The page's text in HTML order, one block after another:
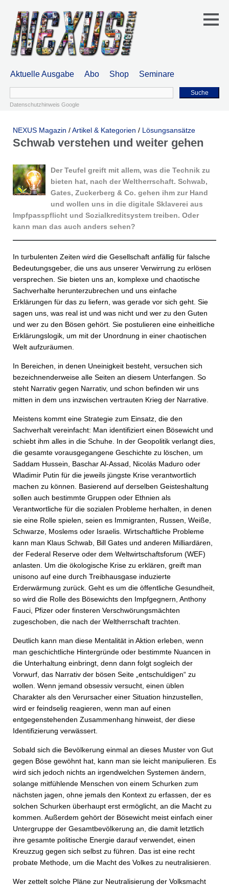
Aktuelle Ausgabe Abo Shop Seminare
Suche
Datenschutzhinweis Google
NEXUS Magazin /Artikel & Kategorien / Lösungsansätze
Schwab verstehen und weiter gehen
Der Teufel greift mit allem, was die Technik zu
bieten hat, nach der Weltherrschaft. Schwab,
Gates, Zuckerberg & Co. gehen ihm zur Hand
und wollen uns in die digitale Sklaverei aus
Impfpasspflicht und Sozialkreditsystem treiben. Oder
kann man das auch anders sehen?
In turbulenten Zeiten wird die Gesellschaft anfällig für falsche
Bedeutungsgeber, die uns aus unserer Verwirrung zu erlösen
versprechen. Sie bieten uns an, komplexe und chaotische
Sachverhalte herunterzubrechen und uns einfache
Erklärungen für das zu liefern, was gerade vor sich geht. Sie
sagen uns, was real ist und was nicht und wer zu den Guten
und wer zu den Bösen gehört. Sie postulieren eine einheitliche
Erklärungslogik, um mit der Unordnung in einer chaotischen
Welt aufzuräumen.
In Bereichen, in denen Uneinigkeit besteht, versuchen sich
bezeichnenderweise alle Seiten an diesem Unterfangen. So
steht Narrativ gegen Narrativ, und schon befinden wir uns
mitten in dem uns inzwischen vertrauten Krieg der Narrative.
Meistens kommt eine Strategie zum Einsatz, die den
Sachverhalt vereinfacht: Man identifiziert einen Bösewicht und
schiebt ihm alles in die Schuhe. In der Geopolitik verlangt dies,
die gesamte vorausgegangene Geschichte zu löschen, um
Saddam Hussein, Baschar Al-Assad, Nicolás Maduro oder
Wladimir Putin für die jeweils jüngste Krise verantwortlich
machen zu können. Basierend auf derselben Geisteshaltung
sollen auch bestimmte Gruppen oder Ethnien als
Verantwortliche für die sozialen Probleme herhalten, in denen
sie eine Rolle spielen, seien es Immigranten, Russen, Weiße,
Schwarze, Moslems oder Israelis. Wirtschaftliche Probleme
kann man Klaus Schwab, Bill Gates und anderen Milliardären,
der Federal Reserve oder dem Weltwirtschaftsforum (WEF)
anlasten. Um die ökologische Krise zu erklären, greift man
unisono auf eine durch Treibhausgase induzierte
Erderwärmung zurück. Geht es um die öffentliche Gesundheit,
so wird die Rolle des Bösewichts den Impfgegnern, Anthony
Fauci, Pfizer oder finsteren Verschwörungsmächten
zugeschoben, die nach der Weltherrschaft trachten.
Deutlich kann man diese Mentalität in Aktion erleben, wenn
man geschichtliche Hintergründe oder bestimmte Nuancen in
die Unterhaltung einbringt, denn dann folgt sogleich der
Vorwurf, das Narrativ der bösen Seite „entschuldigen“ zu
wollen. Wenn jemand obsessiv versucht, einen üblen
Charakter als den Verursacher einer Situation hinzustellen,
wird er feindselig reagieren, wenn man auf einen
entgegenstehenden Zusammenhang hinweist, der diese
Identifizierung verwässert.
Sobald sich die Bevölkerung einmal an dieses Muster von Gut
gegen Böse gewöhnt hat, kann man sie leicht manipulieren. Es
wird sich jedoch nichts an irgendwelchen Systemen ändern,
solange mitfühlende Menschen von einem Schurken zum
nächsten jagen, ohne jemals den Kontext zu erfassen, der es
solchen Schurken überhaupt erst ermöglicht, an die Macht zu
kommen. Außerdem gehört der Bösewicht meist einfach einer
Untergruppe der Gesamtbevölkerung an, die damit letztlich
ihre gesamte politische Energie darauf verwendet, einen
Kreuzzug gegen sich selbst zu führen. Das ist eine recht
probate Methode, um die Macht des Volkes zu neutralisieren.
Wer zettelt solche Pläne zur Neutralisierung der Volksmacht